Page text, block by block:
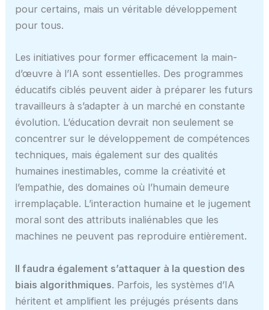
pour certains, mais un véritable développement
pour tous.
Les initiatives pour former efficacement la main-
d’œuvre à l’IA sont essentielles. Des programmes
éducatifs ciblés peuvent aider à préparer les futurs
travailleurs à s’adapter à un marché en constante
évolution. L’éducation devrait non seulement se
concentrer sur le développement de compétences
techniques, mais également sur des qualités
humaines inestimables, comme la créativité et
l’empathie, des domaines où l’humain demeure
irremplaçable. L’interaction humaine et le jugement
moral sont des attributs inaliénables que les
machines ne peuvent pas reproduire entièrement.
Il faudra également s’attaquer à la question des
biais algorithmiques. Parfois, les systèmes d’IA
héritent et amplifient les préjugés présents dans